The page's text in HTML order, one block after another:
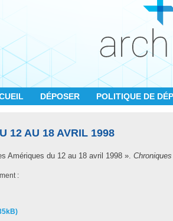
DÉPOSER POLITIQUE DE
12 AU 18 AVRIL 1998
Amériques du 12 au 18 avril 1998 ».
: